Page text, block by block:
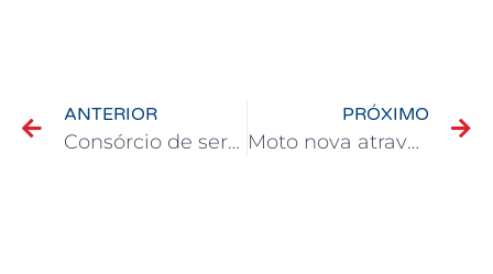
ANTERIOR
Consórcio de serviços: Como tirar o seu sonho do papel
PRÓXIMO
Moto nova através do Consórcio Promenac